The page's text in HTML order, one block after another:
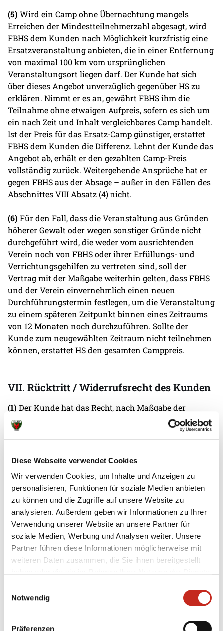
Diese Webseite verwendet Cookies
Wir verwenden Cookies, um Inhalte und Anzeigen zu
personalisieren, Funktionen für soziale Medien anbieten
zu können und die Zugriffe auf unsere Website zu
analysieren. Außerdem geben wir Informationen zu Ihrer
Verwendung unserer Website an unsere Partner für
soziale Medien, Werbung und Analysen weiter. Unsere
Partner führen diese Informationen möglicherweise mit
weiteren Daten zusammen, die Sie ihnen bereitgestellt
Notwendig
Präferenzen
(5) Wird ein Camp ohne Übernachtung mangels
Erreichen der Mindestteilnehmerzahl abgesagt, wird
FBHS dem Kunden nach Möglichkeit kurzfristig eine
Ersatzveranstaltung anbieten, die in einer Entfernung
von maximal 100 km vom ursprünglichen
Veranstaltungsort liegen darf. Der Kunde hat sich
über dieses Angebot unverzüglich gegenüber HS zu
erklären. Nimmt er es an, gewährt FBHS ihm die
Teilnahme ohne etwaigen Aufpreis, sofern es sich um
ein nach Zeit und Inhalt vergleichbares Camp handelt.
Ist der Preis für das Ersatz-Camp günstiger, erstattet
FBHS dem Kunden die Differenz. Lehnt der Kunde das
Angebot ab, erhält er den gezahlten Camp-Preis
vollständig zurück. Weitergehende Ansprüche hat er
gegen FBHS aus der Absage – außer in den Fällen des
Abschnittes VIII Absatz (4) nicht.
(6) Für den Fall, dass die Veranstaltung aus Gründen
höherer Gewalt oder wegen sonstiger Gründe nicht
durchgeführt wird, die weder vom ausrichtenden
Verein noch von FBHS oder ihrer Erfüllungs- und
Verrichtungsgehilfen zu vertreten sind, soll der
Vertrag mit der Maßgabe weiterhin gelten, dass FBHS
und der Verein einvernehmlich einen neuen
Durchführungstermin festlegen, um die Veranstaltung
zu einem späteren Zeitpunkt binnen eines Zeitraums
von 12 Monaten noch durchzuführen. Sollte der
Kunde zum neugewählten Zeitraum nicht teilnehmen
können, erstattet HS den gesamten Camppreis.
VII. Rücktritt / Widerrufsrecht des Kunden
(1) Der Kunde hat das Recht, nach Maßgabe der
nachfolgenden Regelungen ohne Angabe von
Gründen vom Camp-Vertrag zurücktreten:
a) Der Rücktritt ist gegenüber FBHS schriftlich zu
erklären
als angemessenen Ersatz für die getroffenen
Vorkehrungen und Aufwendungen sowie das
Ausfallrisiko von FBHS zu leisten.
Bei Rücktritt:
– 41 Tage vor dem vorgesehenen Camp-Termin
sind 0%
– 40 bis 31 Tage vor dem vorgesehenen Camp-
Termin sind 25%
– 20 bis 11 Tage vor dem vorgesehenen Camp-
des vereinbarten Camp-Preises zu zahlen.